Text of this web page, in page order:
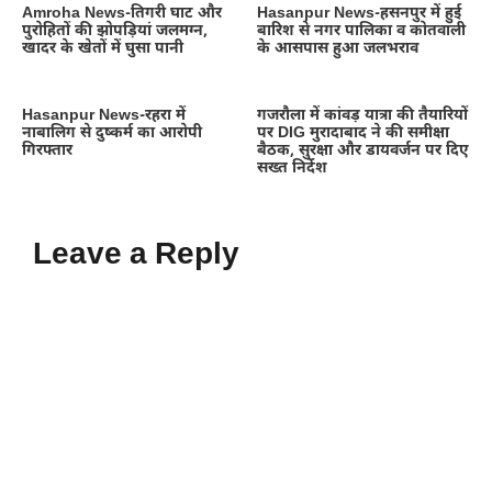
Amroha News-तिगरी घाट और
पुरोहितों की झोपड़ियां जलमग्न,
खादर के खेतों में घुसा पानी
Hasanpur News-हसनपुर में हुई
बारिश से नगर पालिका व कोतवाली
के आसपास हुआ जलभराव
Hasanpur News-रहरा में
नाबालिग से दुष्कर्म का आरोपी
गिरफ्तार
गजरौला में कांवड़ यात्रा की तैयारियों
पर DIG मुरादाबाद ने की समीक्षा
बैठक, सुरक्षा और डायवर्जन पर दिए
सख्त निर्देश
Leave a Reply